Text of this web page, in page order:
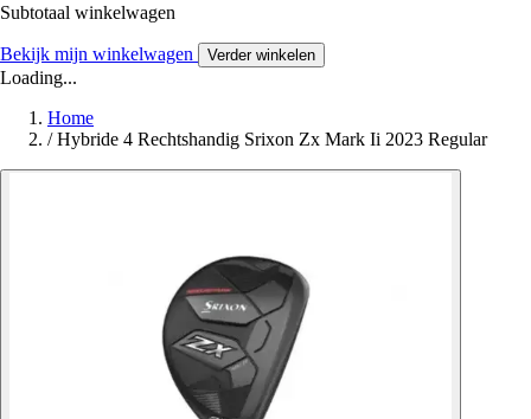
Subtotaal winkelwagen
Bekijk mijn winkelwagen Verder winkelen
Loading...
Home
/ Hybride 4 Rechtshandig Srixon Zx Mark Ii 2023 Regular